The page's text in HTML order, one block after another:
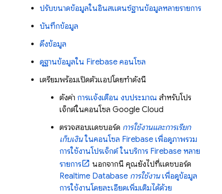
ปรับขนาดข้อมูลในอินสแตนซ์ฐานข้อมูลหลายรายการ
บันทึกข้อมูล
ดึงข้อมูล
ดูฐานข้อมูลใน Firebase คอนโซล
เตรียมพร้อมเปิดตัวแอปโดยทำดังนี้
ตั้งค่า การแจ้งเตือน งบประมาณ สำหรับโปร
เจ็กต์ในคอนโซล Google Cloud
ตรวจสอบแดชบอร์ด การใช้งานและการเรียก
เก็บเงินในคอนโซล Firebase เพื่อดูภาพรวม
การใช้งานโปรเจ็กต์ ในบริการ Firebase หลาย
รายการ
นอกจากนี้ คุณยังไปที่แดชบอร์ด
Realtime Database การใช้งานเพื่อดูข้อมูล
การใช้งานโดยละเอียดเพิ่มเติมได้ด้วย